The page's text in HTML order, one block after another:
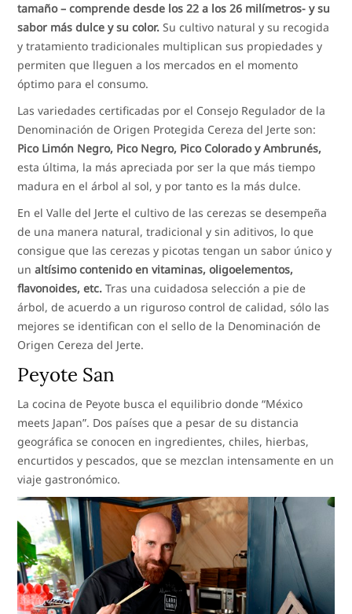
tamaño – comprende desde los 22 a los 26 milímetros- y su
sabor más dulce y su color. Su cultivo natural y su recogida
y tratamiento tradicionales multiplican sus propiedades y
permiten que lleguen a los mercados en el momento
óptimo para el consumo.
Las variedades certificadas por el Consejo Regulador de la
Denominación de Origen Protegida Cereza del Jerte son:
Pico Limón Negro, Pico Negro, Pico Colorado y Ambrunés,
esta última, la más apreciada por ser la que más tiempo
madura en el árbol al sol, y por tanto es la más dulce.
En el Valle del Jerte el cultivo de las cerezas se desempeña
de una manera natural, tradicional y sin aditivos, lo que
consigue que las cerezas y picotas tengan un sabor único y
unaltísimo contenido en vitaminas, oligoelementos,
flavonoides, etc. Tras una cuidadosa selección a pie de
árbol, de acuerdo a un riguroso control de calidad, sólo las
mejores se identifican con el sello de la Denominación de
Origen Cereza del Jerte.
Peyote San
La cocina de Peyote busca el equilibrio donde “México
meets Japan”. Dos países que a pesar de su distancia
geográfica se conocen en ingredientes, chiles, hierbas,
encurtidos y pescados, que se mezclan intensamente en un
viaje gastronómico.